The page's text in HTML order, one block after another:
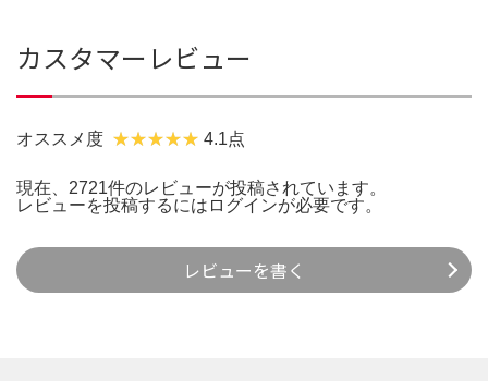
カスタマーレビュー
オススメ度 4.1点
現在、2721件のレビューが投稿されています。
レビューを投稿するには ログインが必要です。
レビューを書く